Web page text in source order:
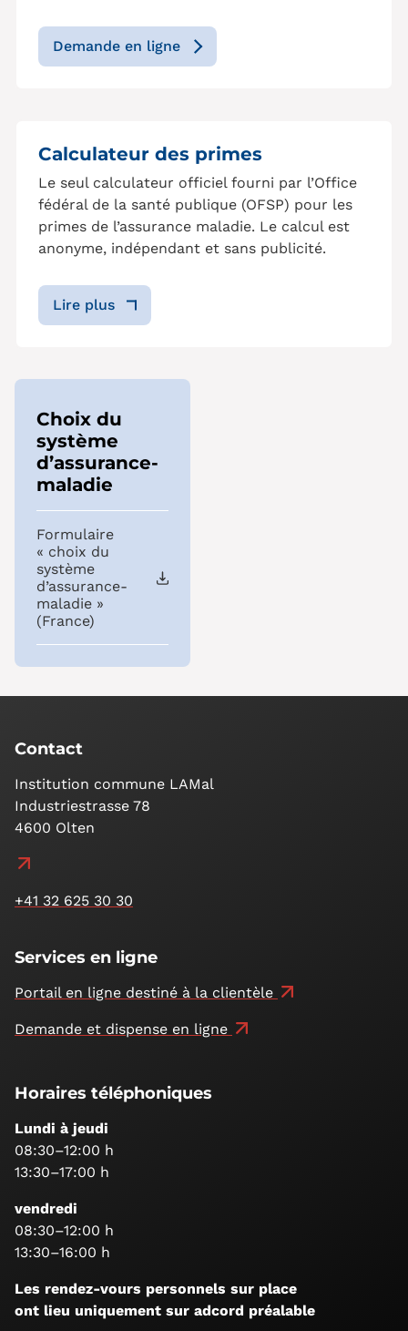
Demande en ligne
Calculateur des primes
Le seul calculateur officiel fourni par l’Office
fédéral de la santé publique (OFSP) pour les
primes de l’assurance maladie. Le calcul est
anonyme, indépendant et sans publicité.
Lire plus
Choix du
système
d’assurance-
maladie
Formulaire
« choix du
système
d’assurance-
maladie »
(France)
Contact
Institution commune LAMal
Industriestrasse 78
4600 Olten
+41 32 625 30 30
Services en ligne
Portail en ligne destiné à la clientèle
Demande et dispense en ligne
Horaires téléphoniques
Lundi à jeudi
08:30–12:00 h
13:30–17:00 h
vendredi
08:30–12:00 h
13:30–16:00 h
Les rendez-vours personnels sur place
ont lieu uniquement sur adcord préalable